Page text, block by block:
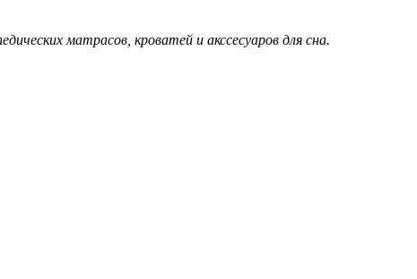
матрасов, кроватей и акссесуаров для сна.